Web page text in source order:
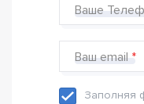
Ваше
Ваш email
Заполняя